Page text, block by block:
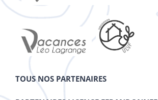
TOUS NOS PARTENAIRES